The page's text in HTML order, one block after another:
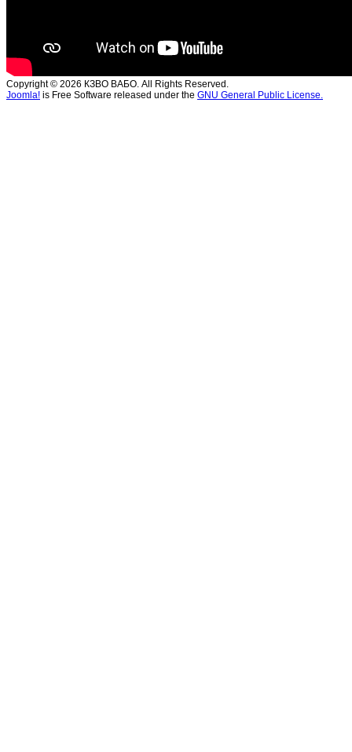
Copyright © 2026 КЗВО ВАБО. All Rights Reserved.
Joomla! is Free Software released under the GNU General Public License.